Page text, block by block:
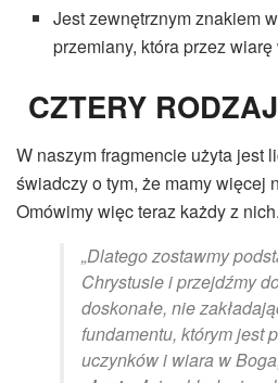
Jest zewnętrznym znakiem
przemiany, która przez
CZTERY
W naszym fragmencie użyta jest
świadczy o tym, że mamy więcej
Omówimy więc teraz każdy z nich.
„Dlatego zostawmy
Chrystusie i przejdźmy
doskonałe, nie
fundamentu, którym jest
uczynków i wiara w